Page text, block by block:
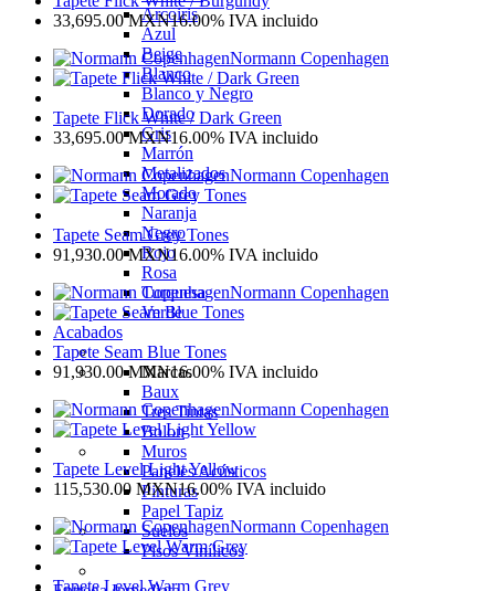
Arcoiris
Azul
Beige
Blanco
Blanco y Negro
Dorado
Gris
Marrón
Metalizados
Morado
Naranja
Negro
Rojo
Rosa
Turquesa
Verde
Acabados
Marcas
Baux
Tres Tintas
Bolon
Muros
Paneles Acústicos
Pinturas
Papel Tapiz
Suelos
Pisos Vinílicos
33,695.00 MXN16.00% IVA incluido
Normann Copenhagen
Tapete Flick White / Dark Green
33,695.00 MXN16.00% IVA incluido
Normann Copenhagen
Tapete Seam Grey Tones
91,930.00 MXN16.00% IVA incluido
Normann Copenhagen
Tapete Seam Blue Tones
91,930.00 MXN16.00% IVA incluido
Normann Copenhagen
Tapete Level Light Yellow
115,530.00 MXN16.00% IVA incluido
Normann Copenhagen
Tapete Level Warm Grey